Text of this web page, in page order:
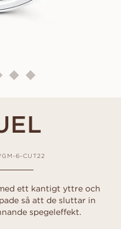
6-CUT22
ett kantigt yttre och
så att de sluttar in
spegeleffekt.